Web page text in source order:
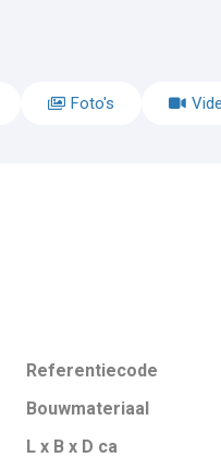
Foto's
Referentiecode
Bouwmateriaal
L x B x D ca